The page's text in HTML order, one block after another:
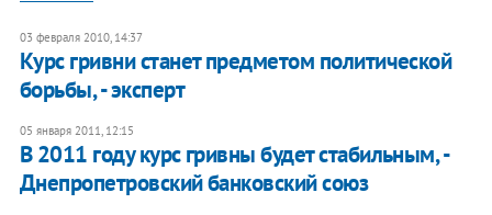
03 февраля 2010, 14:37
Курс гривни станет предметом политической
борьбы, - эксперт
05 января 2011, 12:15
В 2011 году курс гривны будет стабильным, -
Днепропетровский банковский союз